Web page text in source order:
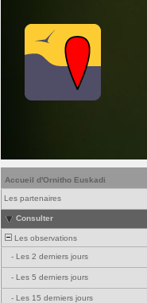
Accueil d'Ornitho Euskadi
Les partenaires
Consulter
Les observations
- Les 2 derniers jours
- Les 5 derniers jours
- Les 15 derniers jours